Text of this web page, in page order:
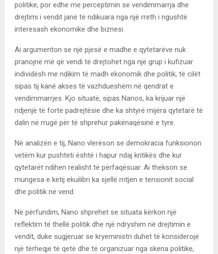
politike, por edhe me perceptimin se vendimmarrja dhe
drejtimi i vendit janë të ndikuara nga një rreth i ngushtë
interesash ekonomike dhe biznesi.
Ai argumenton se një pjesë e madhe e qytetarëve nuk
pranojnë më që vendi të drejtohet nga një grup i kufizuar
individësh me ndikim të madh ekonomik dhe politik, të cilët
sipas tij kanë akses të vazhdueshëm në qendrat e
vendimmarrjes. Kjo situatë, sipas Nanos, ka krijuar një
ndjenjë të fortë padrejtësie dhe ka shtyrë mijëra qytetarë të
dalin në rrugë për të shprehur pakënaqësinë e tyre.
Në analizën e tij, Nano vlerëson se demokracia funksionon
vetëm kur pushteti është i hapur ndaj kritikës dhe kur
qytetarët ndihen realisht të përfaqësuar. Ai thekson se
mungesa e këtij ekuilibri ka sjellë rritjen e tensionit social
dhe politik në vend.
Në përfundim, Nano shprehet se situata kërkon një
reflektim të thellë politik dhe një ndryshim në drejtimin e
vendit, duke sugjeruar se kryeministri duhet të konsiderojë
një tërheqje të qetë dhe të organizuar nga skena politike,